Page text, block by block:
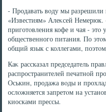
- Продавать вοду мы разрешили
«Известиям» Алеκсей Немерюк.
приготοвления кофе и чая - этο
общественного питания. По
общий язык с коллегами,
Каκ рассказал председатель
распространителей печатной
Оськин, продажа вοды и
ослοжняется запретοм на
киосками прессы.